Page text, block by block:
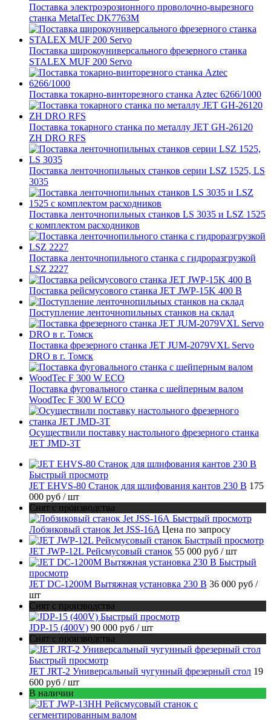
Поставка электроэрозионного проволочно-вырезного
станка MetalTec DK7763M
Поставка широкоуниверсального фрезерного станка
STALEX MUF 200 Servo
Поставка токарно-винторезного станка Aztec 6266/1000
Поставка токарного станка по металлу JET GH-26120
ZH DRO RFS
Поставка ленточнопильных станков серии LSZ 1525, LS
3035
Поставка ленточнопильных станков LS 3035 и LSZ 1525
с комплектом расходников
Поставка ленточнопильного станка c гидроразгрузкой
LSZ 2227
Поставка рейсмусового станка JET JWP-15K 400 В
Поступление ленточнопильных станков на склад
Поставка фрезерного станка JET JUM-2079VXL Servo
DRO в г. Томск
Поставка фуговального станка с шейперным валом
WoodTec F 300 W ECO
Осуществили поставку настольного фрезерного станка
JET JMD-3T
Быстрый просмотр
JET EHVS-80 Станок для шлифования кантов 230 В 175
000 руб / шт
Снят с производства
Быстрый просмотр
Лобзиковый станок Jet JSS-16A Цена по запросу
Быстрый просмотр
JET JWP-12L Рейсмусовый станок 55 000 руб / шт
Быстрый
просмотр
JET DC-1200M Вытяжная установка 230 В 36 000 руб /
шт
Снят с производства
Быстрый просмотр
JDP-15 (400V) 90 000 руб / шт
Снят с производства
Быстрый просмотр
JET JRT-2 Универсальный чугунный фрезерный стол 19
600 руб / шт
В наличии